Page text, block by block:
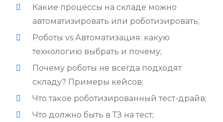
Какие процессы на складе можно
автоматизировать или роботизировать;
Роботы vs Автоматизация: какую
технологию выбрать и почему;
Почему роботы не всегда подходят
складу? Примеры кейсов;
Что такое роботизированный тест-драйв;
Что должно быть в ТЗ на тест;